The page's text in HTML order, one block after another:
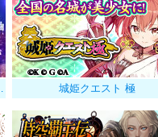
ーン～ 城姫クエスト 極